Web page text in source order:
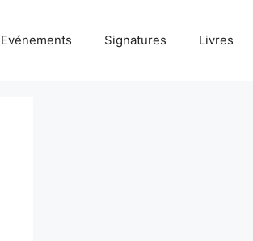
Evénements Signatures Livres